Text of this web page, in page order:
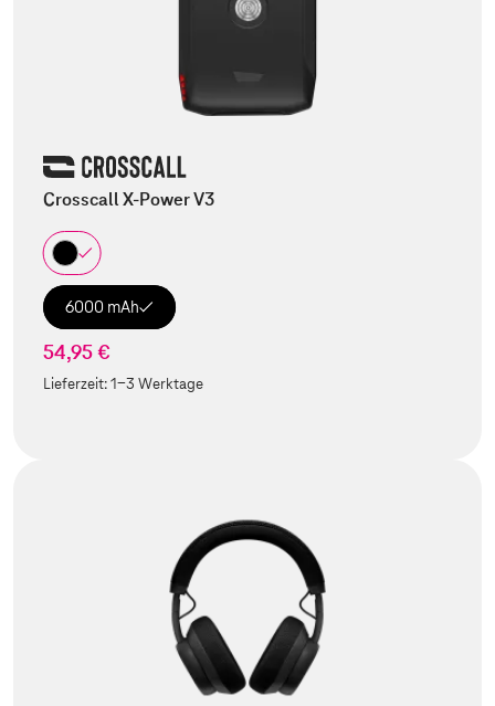
Crosscall X-Power V3
6000 mAh
54,95 €
Lieferzeit:1-3 Werktage